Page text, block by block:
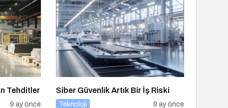
Tehditler
9 ay önce
Siber Güvenlik Artık Bir İş Riski
Teknoloji 9 ay önce